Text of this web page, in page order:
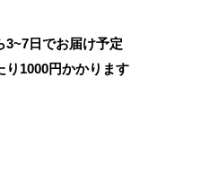
3~7日でお届け予定
り 1000円かかります